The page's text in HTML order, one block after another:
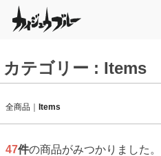
カテゴリー : Items
全商品 Items
47件の商品がみつかりました。